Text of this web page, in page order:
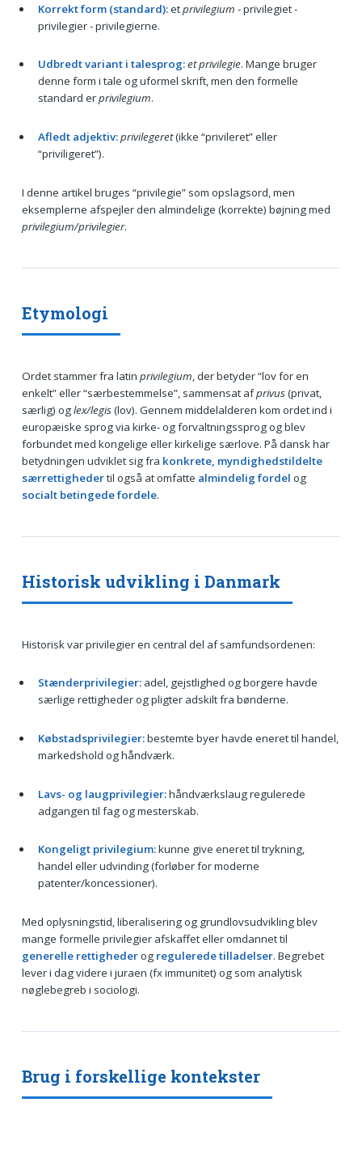
Korrekt form (standard):etprivilegium - privilegiet -
privilegier - privilegierne.
Udbredt variant i talesprog:et privilegie. Mange bruger
denne form i tale og uformel skrift, men den formelle
standard erprivilegium.
Afledt adjektiv:privilegeret(ikke “privileret” eller
“priviligeret”).
I denne artikel bruges “privilegie” som opslagsord, men
eksemplerne afspejler den almindelige (korrekte) bøjning med
privilegium/privilegier.
Etymologi
Ordet stammer fra latin privilegium , der betyder “lov for en
enkelt” eller “særbestemmelse”, sammensat afprivus(privat,
særlig) oglex/legis(lov). Gennem middelalderen kom ordet ind i
europæiske sprog via kirke- og forvaltningssprog og blev
forbundet med kongelige eller kirkelige særlove. På dansk har
betydningen udviklet sig fra konkrete, myndighedstildelte
særrettighedertil også at omfatte almindelig fordel og
socialt betingede fordele.
Historisk udvikling i Danmark
Historisk var privilegier en central del af samfundsordenen:
Stænderprivilegier:adel, gejstlighed og borgere havde
særlige rettigheder og pligter adskilt fra bønderne.
Købstadsprivilegier:bestemte byer havde eneret til handel,
markedshold og håndværk.
Lavs- og laugprivilegier:håndværkslaug regulerede
adgangen til fag og mesterskab.
Kongeligt privilegium:kunne give eneret til trykning,
handel eller udvinding (forløber for moderne
patenter/koncessioner).
Med oplysningstid, liberalisering og grundlovsudvikling blev
mange formelle privilegier afskaffet eller omdannet til
generelle rettighederog regulerede tilladelser. Begrebet
lever i dag videre i juraen (fx immunitet) og som analytisk
nøglebegreb i sociologi.
Brug i forskellige kontekster